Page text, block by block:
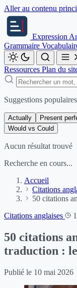
Aller au contenu
Expression
Grammaire
Ressources Plan du
Suggestions populaires
Actually Present
Would vs Could
Aucun résultat trouvé
Recherche en cours...
Accueil
Citations
50 citations
Citations anglaises
50 citations
traduction :
Publié le 10 mai 2026